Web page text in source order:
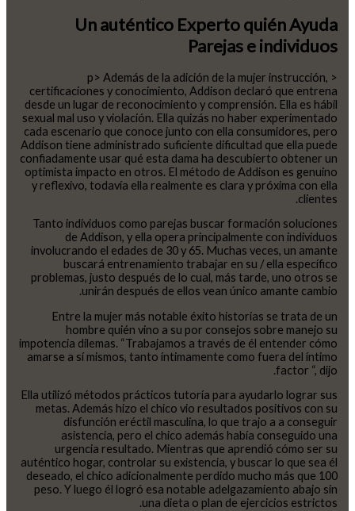
Un auténtico Experto quién Ayuda
Parejas e individuos
< p> Además de la adición de la mujer instrucción,
certificaciones y conocimiento, Addison declaró que entrena
desde un lugar de reconocimiento y comprensión. Ella es hábil
sexual mal uso y violación. Ella quizás no haber experimentado
cada escenario que conoce junto con ella consumidores, pero
Addison tiene administrado suficiente dificultad que ella puede
confiadamente usar qué esta dama ha descubierto obtener un
optimista impacto en otros. El método de Addison es genuino
y reflexivo, todavía ella realmente es clara y próxima con ella
clientes.
Tanto individuos como parejas buscar formación soluciones
de Addison, y ella opera principalmente con individuos
involucrando el edades de 30 y 65. Muchas veces, un amante
buscará entrenamiento trabajar en su / ella específico
problemas, justo después de lo cual, más tarde, uno otros se
unirán después de ellos vean único amante cambio.
Entre la mujer más notable éxito historias se trata de un
hombre quién vino a su por consejos sobre manejo su
impotencia dilemas. “Trabajamos a través de él entender cómo
amarse a sí mismos, tanto íntimamente como fuera del íntimo
factor “, dijo.
Ella utilizó métodos prácticos tutoría para ayudarlo lograr sus
metas. Además hizo el chico vio resultados positivos con su
disfunción eréctil masculina, lo que trajo a a conseguir
asistencia, pero el chico además había conseguido una
urgencia resultado. Mientras que aprendió cómo ser su
auténtico hogar, controlar su existencia, y buscar lo que sea él
deseado, el chico adicionalmente perdido mucho más que 100
peso. Y luego él logró esa notable adelgazamiento abajo sin
una dieta o plan de ejercicios estrictos.